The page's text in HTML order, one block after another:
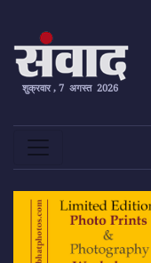
शुक्रवार , 7 अगस्त 2026